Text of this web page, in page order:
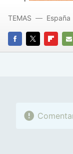
FACEBOOK
TWITTER
E-
TEMAS España